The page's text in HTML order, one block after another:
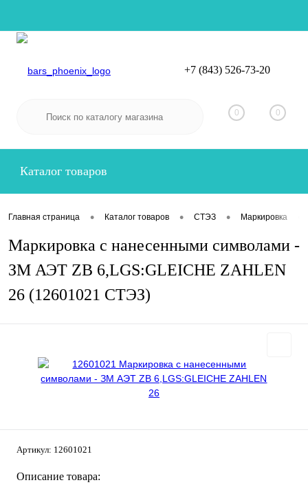
Вход
+7 (843) 526-73-20
0 0
Каталог товаров
Главная страница • Каталог товаров • СТЭЗ • Маркировка
Маркировка с нанесенными символами -
ЗМ АЭТ ZB 6,LGS:GLEICHE ZAHLEN
26 (12601021 СТЭЗ)
Артикул: 12601021
Описание товара: